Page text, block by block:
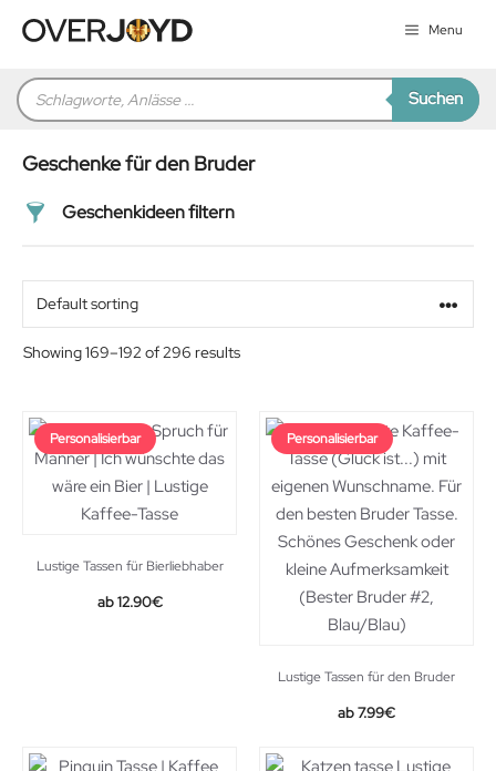
Inhalt
Menu
Products
search Suchen
Geschenke für den Bruder
Geschenkideen filtern
Beziehung
Showing 169–192 of 296 results
Personalisierbar
Lustige Tassen für Bierliebhaber
Original
12.90€Current
Personalisierbar
Lustige Tassen für den Bruder
Original
was:
7.99€Current
is: